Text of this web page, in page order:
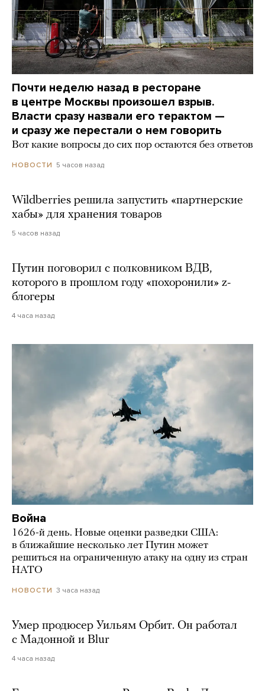
Почти неделю назад в ресторане
в центре Москвы произошел взрыв.
Власти сразу назвали его терактом —
и сразу же перестали о нем говорить
Вот какие вопросы до сих пор остаются без ответов
НОВОСТИ 5 часов назад
Wildberries решила запустить «партнерские
хабы» для хранения товаров
5 часов назад
Путин поговорил с полковником ВДВ,
которого в прошлом году «похоронили» z-
блогеры
4 часа назад
Война
1626-й день. Новые оценки разведки США:
в ближайшие несколько лет Путин может
решиться на ограниченную атаку на одну из стран
НАТО
НОВОСТИ 3 часа назад
Умер продюсер Уильям Орбит. Он работал
с Мадонной и Blur
4 часа назад